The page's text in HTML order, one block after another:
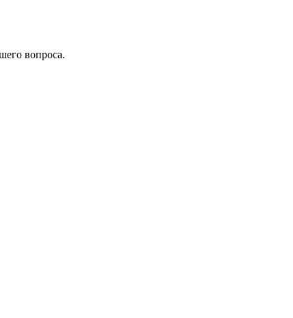
вопроса.